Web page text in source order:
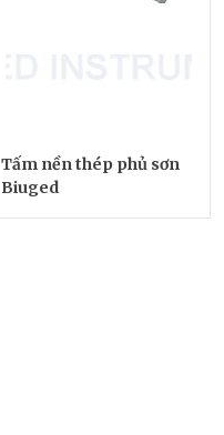
Tấm nền thép phủ sơn
Biuged